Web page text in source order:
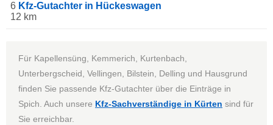
6 Kfz-Gutachter in Hückeswagen
12 km
Für Kapellensüng, Kemmerich, Kurtenbach,
Unterbergscheid, Vellingen, Bilstein, Delling und Hausgrund
finden Sie passende Kfz-Gutachter über die Einträge in
Spich. Auch unsere Kfz-Sachverständige in Kürten sind für
Sie erreichbar.